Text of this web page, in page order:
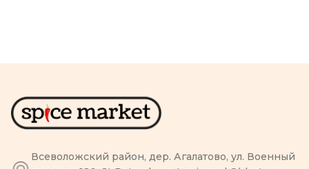
Всеволожский район, дер. Агалатово, ул. Военный